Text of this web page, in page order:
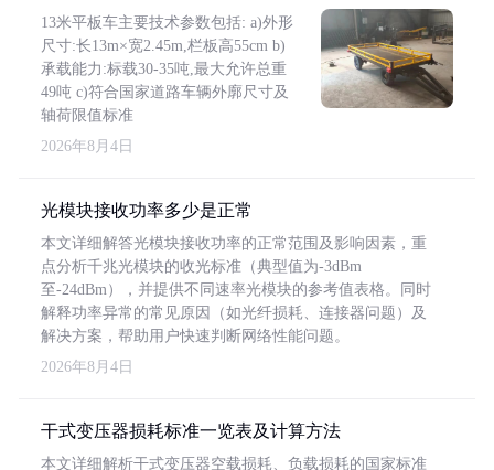
13米平板车主要技术参数包括: a)外形
尺寸:长13m×宽2.45m,栏板高55cm b)
承载能力:标载30-35吨,最大允许总重
49吨 c)符合国家道路车辆外廓尺寸及
轴荷限值标准
2026年8月4日
光模块接收功率多少是正常
本文详细解答光模块接收功率的正常范围及影响因素，重
点分析千兆光模块的收光标准（典型值为-3dBm
至-24dBm），并提供不同速率光模块的参考值表格。同时
解释功率异常的常见原因（如光纤损耗、连接器问题）及
解决方案，帮助用户快速判断网络性能问题。
2026年8月4日
干式变压器损耗标准一览表及计算方法
本文详细解析干式变压器空载损耗、负载损耗的国家标准